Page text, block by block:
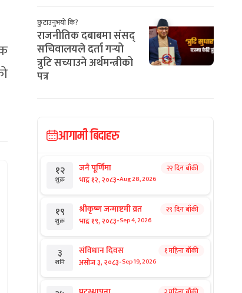
छुटाउनुभयो कि?
राजनीतिक दबाबमा संसद्
सचिवालयले दर्ता गर्‍यो
त्रुटि सच्याउने अर्थमन्त्रीको
पत्र
आगामी बिदाहरु
१२
शुक्र
जनै पूर्णिमा
भाद्र १२, २०८३-Aug 28, 2026
२२ दिन बाँकी
१९
शुक्र
श्रीकृष्ण जन्माष्टमी व्रत
भाद्र १९, २०८३-Sep 4, 2026
२९ दिन बाँकी
३
शनि
संविधान दिवस
असोज ३, २०८३-Sep 19, 2026
१ महिना बाँकी